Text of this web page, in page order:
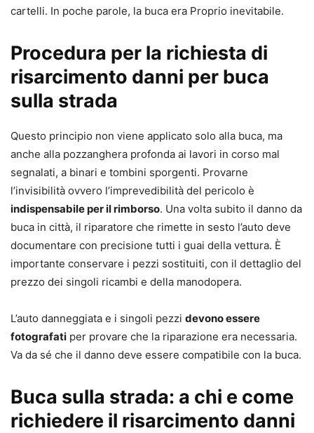
cartelli. In poche parole, la buca era Proprio inevitabile.
Procedura per la richiesta di
risarcimento danni per buca
sulla strada
Questo principio non viene applicato solo alla buca, ma
anche alla pozzanghera profonda ai lavori in corso mal
segnalati, a binari e tombini sporgenti. Provarne
l’invisibilità ovvero l’imprevedibilità del pericolo è
indispensabile per il rimborso. Una volta subito il danno da
buca in città, il riparatore che rimette in sesto l’auto deve
documentare con precisione tutti i guai della vettura. È
importante conservare i pezzi sostituiti, con il dettaglio del
prezzo dei singoli ricambi e della manodopera.
L’auto danneggiata e i singoli pezzi devono essere
fotografati per provare che la riparazione era necessaria.
Va da sé che il danno deve essere compatibile con la buca.
Buca sulla strada: a chi e come
richiedere il risarcimento danni